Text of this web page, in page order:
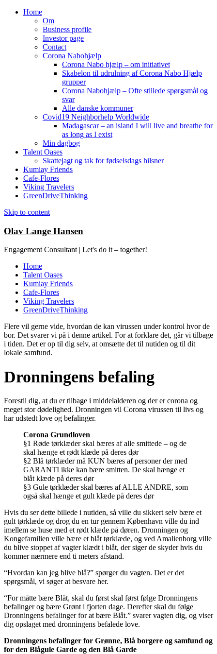
Home
Om
Business profile
Investor page
Contact
Corona Nabohjælp
Corona Nabo hjælp – om initiativet
Skabelon til udrulning af Corona Nabo Hjælp
grupper
Corona Nabohjælp – Ofte stillede spørgsmål og
svar
Alle danske kommuner
Covid19 Neighborhelp Worldwide
Madagascar – an island I will live and breathe for
as long as I exist
Min dagbog
Talent Oases
Skattejagt og tak for fødselsdags hilsner
Kumiay Friends
Cafe-Flores
Viking Travelers
GreenDriveThinking
Skip to content
Olav Lange Hansen
Engagement Consultant | Let's do it – together!
Home
Talent Oases
Kumiay Friends
Cafe-Flores
Viking Travelers
GreenDriveThinking
Flere vil gerne vide, hvordan de kan virussen under kontrol hvor de
bor. Det svarer vi på i denne artikel. For at forklare det, går vi tilbage
i tiden. Det er op til dig selv, at omsætte det til nutiden og til dit
lokale samfund.
Dronningens befaling
Forestil dig, at du er tilbage i middelalderen og der er corona og
meget stor dødelighed. Dronningen vil Corona virussen til livs og
har udstedt love og befalinger.
Corona Grundloven
§1 Røde tørklæder skal bæres af alle smittede – og de
skal hænge et rødt klæde på deres dør
§2 Blå tørklæder må KUN bæres af personer der med
GARANTI ikke kan bære smitten. De skal hænge et
blåt klæde på deres dør
§3 Gule tørklæder skal bæres af ALLE ANDRE, som
også skal hænge et gult klæde på deres dør
Hvis du ser dette billede i nutiden, så ville du sikkert selv bære et
gult tørklæde og drog du en tur gennem København ville du ind
imellem se huse med et rødt klæde på døren. Dronningen og
Kongefamilien ville bære et blåt tørklæde, og ved Amalienborg ville
du blive stoppet af vagter klædt i blåt, der siger de skyder hvis du
kommer nærmere end ti meters afstand.
“Hvordan kan jeg blive blå?” spørger du vagten. Det er det
spørgsmål, vi søger at besvare her.
“For måtte bære Blåt, skal du først skal først følge Dronningens
befalinger og bære Grønt i fjorten dage. Derefter skal du følge
Dronningens befalinger for at bære Blåt.” svarer vagten dig, og viser
dig opslaget med dronningens befalede love.
Dronningens befalinger for Grønne, Blå borgere og samfund og
for den Blågule Garde og den Blå Garde